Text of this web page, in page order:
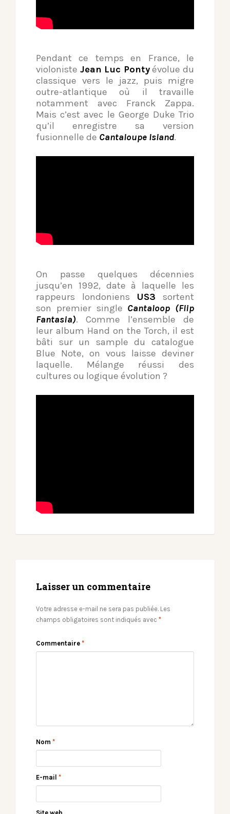
Pendant ce temps en France, le
violoniste Jean Luc Pontyévolue du
classique vers le jazz, puis migre
outre-atlantique où il travaille
notamment avec Franck Zappa.
Mais c’est avec le George Duke Trio
qu’il enregistre sa version
fusionnelle de Cantaloupe Island.
On passe quelques décennies
jusqu’en 1992, date à laquelle les
rappeurs londoniens US3 sortent
son premier single Cantaloop (Flip
Fantasia). Comme l’ensemble de
leur album Hand on the Torch, il est
bâti sur un sample du catalogue
Blue Note, on vous laisse deviner
laquelle. Mélange réussi des
cultures ou logique évolution ?
Laisser un commentaire
Votre adresse e-mail ne sera pas publiée. Les
champs obligatoires sont indiqués avec *
Commentaire *
Nom *
E-mail *
Site web